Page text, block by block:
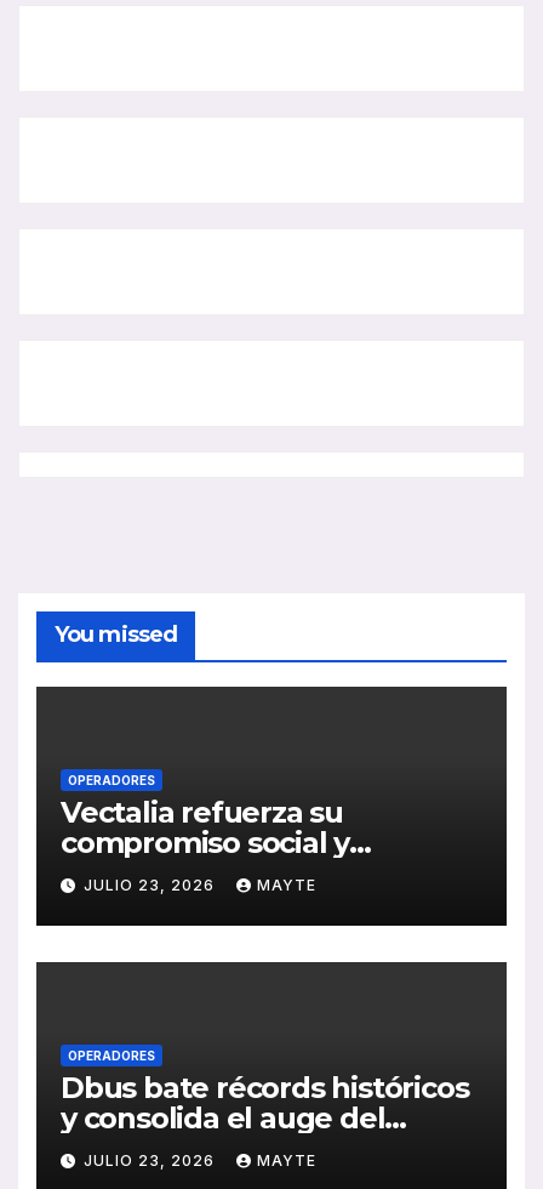
You missed
OPERADORES
Vectalia refuerza su
compromiso social y
medioambiental con la
publicación de su Memoria
de RSC 2025
JULIO 23, 2026 MAYTE
OPERADORES
Dbus bate récords históricos
y consolida el auge del
transporte público en San
Sebastián
JULIO 23, 2026 MAYTE